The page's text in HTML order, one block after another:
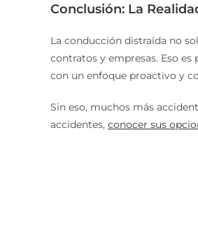
Conclusión: La
La conducción distraída no
contratos y empresas. Eso
con un enfoque proactivo y
Sin eso, muchos más
accidentes, conocer sus